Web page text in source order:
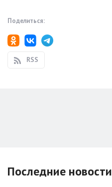
Поделиться:
RSS
Последние новости